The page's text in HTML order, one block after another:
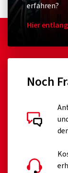
erfahren?
Hier entlang
Noch